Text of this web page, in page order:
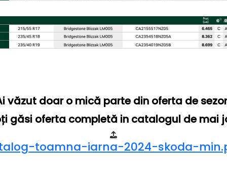
văzut doar o mică parte din oferta de
găsi oferta completă in catalogul de mai
toamna-iarna-2024-skoda-